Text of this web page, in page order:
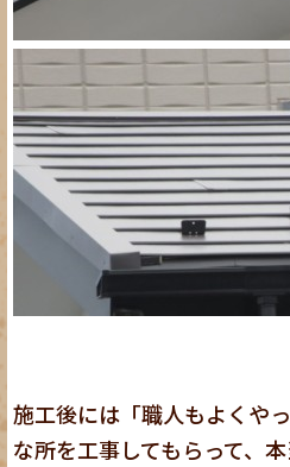
施工後には「職人もよくや
な所を工事してもらって、